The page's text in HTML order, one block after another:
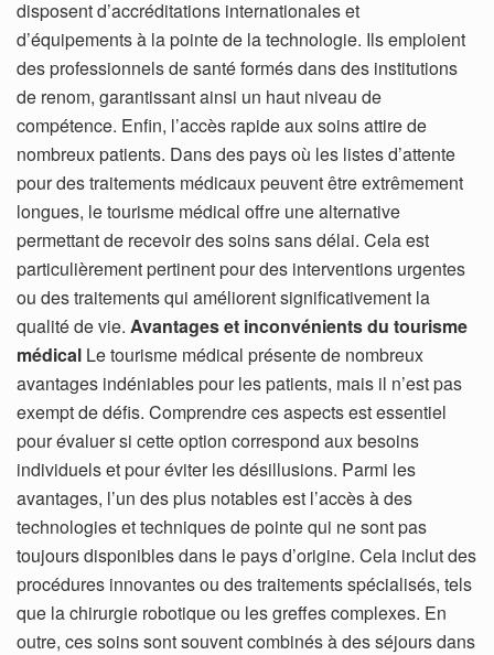
disposent d’accréditations internationales et
d’équipements à la pointe de la technologie. Ils emploient
des professionnels de santé formés dans des institutions
de renom, garantissant ainsi un haut niveau de
compétence. Enfin, l’accès rapide aux soins attire de
nombreux patients. Dans des pays où les listes d’attente
pour des traitements médicaux peuvent être extrêmement
longues, le tourisme médical offre une alternative
permettant de recevoir des soins sans délai. Cela est
particulièrement pertinent pour des interventions urgentes
ou des traitements qui améliorent significativement la
qualité de vie. Avantages et inconvénients du tourisme
médical Le tourisme médical présente de nombreux
avantages indéniables pour les patients, mais il n’est pas
exempt de défis. Comprendre ces aspects est essentiel
pour évaluer si cette option correspond aux besoins
individuels et pour éviter les désillusions. Parmi les
avantages, l’un des plus notables est l’accès à des
technologies et techniques de pointe qui ne sont pas
toujours disponibles dans le pays d’origine. Cela inclut des
procédures innovantes ou des traitements spécialisés, tels
que la chirurgie robotique ou les greffes complexes. En
outre, ces soins sont souvent combinés à des séjours dans